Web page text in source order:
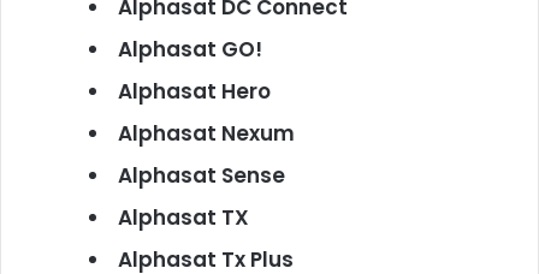
Alphasat DC Connect
Alphasat GO!
Alphasat Hero
Alphasat Nexum
Alphasat Sense
Alphasat TX
Alphasat Tx Plus